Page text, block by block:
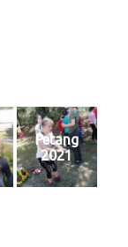
Petang
2021